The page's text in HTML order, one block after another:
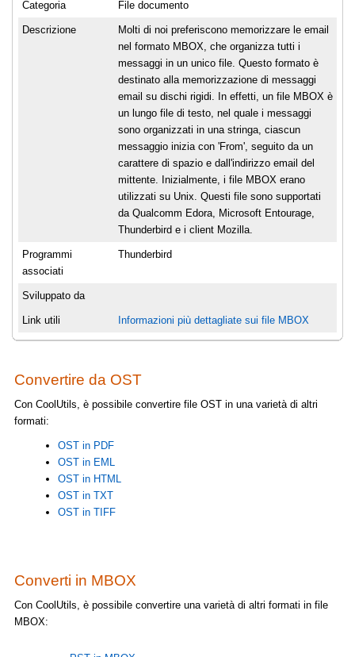
Categoria File documento
Descrizione
Molti di noi preferiscono memorizzare le email
nel formato MBOX, che organizza tutti i
messaggi in un unico file. Questo formato è
destinato alla memorizzazione di messaggi
email su dischi rigidi. In effetti, un file MBOX è
un lungo file di testo, nel quale i messaggi
sono organizzati in una stringa, ciascun
messaggio inizia con 'From', seguito da un
carattere di spazio e dall'indirizzo email del
mittente. Inizialmente, i file MBOX erano
utilizzati su Unix. Questi file sono supportati
da Qualcomm Edora, Microsoft Entourage,
Thunderbird e i client Mozilla.
Programmi
associati
Thunderbird
Sviluppato da
Link utili Informazioni più dettagliate sui file MBOX
Convertire da OST
Con CoolUtils, è possibile convertire file OST in una varietà di altri
formati:
OST in PDF
OST in EML
OST in HTML
OST in TXT
OST in TIFF
Converti in MBOX
Con CoolUtils, è possibile convertire una varietà di altri formati in file
MBOX: